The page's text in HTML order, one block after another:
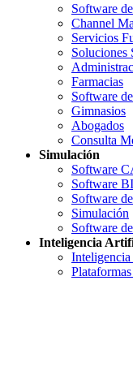
Software
Channel
Servicios
Soluciones
Farmacias
Software
Gimnasios
Abogados
Consulta
Simulación
Software
Software
Software
Simulación
Software
Inteligencia